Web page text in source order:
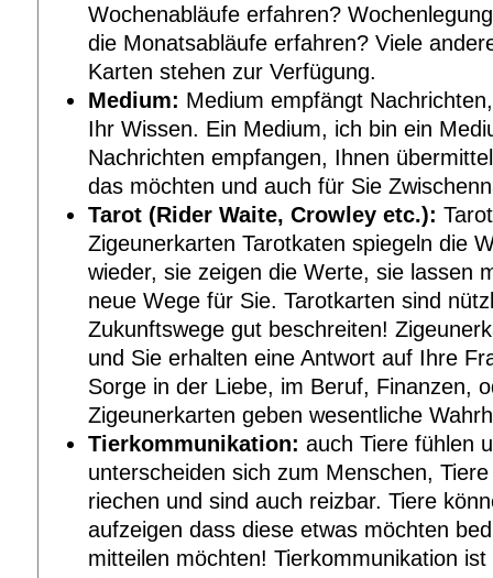
Wochenabläufe erfahren?
die Monatsabläufe erfahren? Viele
Karten stehen zur Verfügung.
Medium: Medium empfängt
Ihr Wissen. Ein Medium, ich bin ein
Nachrichten empfangen, Ihnen
das möchten und auch für Sie
Tarot (Rider Waite, Crowley etc.):
Zigeunerkarten Tarotkaten spiegeln die
wieder, sie zeigen die Werte, sie lassen
neue Wege für Sie. Tarotkarten sind
Zukunftswege gut beschreiten!
und Sie erhalten eine Antwort auf Ihre
Sorge in der Liebe, im Beruf, Finanzen,
Zigeunerkarten geben wesentliche
Tierkommunikation: auch Tiere fühlen
unterscheiden sich zum Menschen,
riechen und sind auch reizbar. Tiere
aufzeigen dass diese etwas möchten
mitteilen möchten! Tierkommunikation